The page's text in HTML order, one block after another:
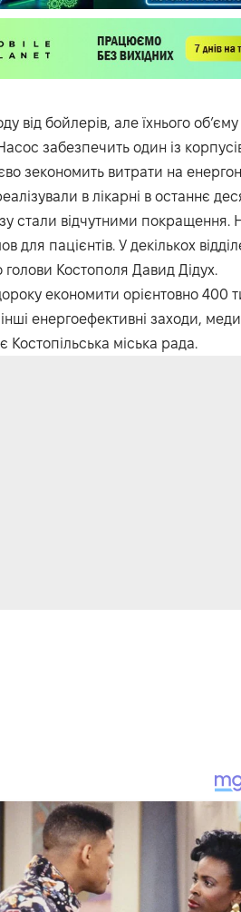
від бойлерів, але їхнього
забезпечить один із
зекономить витрати на
в лікарні в останнє
стали відчутними
для пацієнтів. У декількох
голови Костополя Давид Дідух.
економити орієнтовно 400
енергоефективні заходи,
Костопільська міська рада.